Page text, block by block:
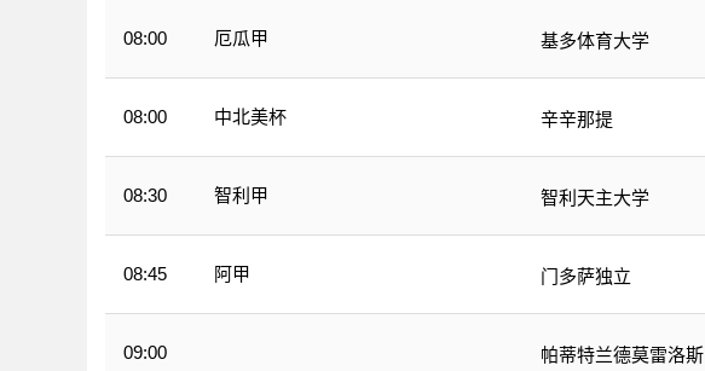
08:00 厄瓜甲 基多体育大学
08:00 中北美杯 辛辛那提
08:30 智利甲 智利天主大学
08:45 阿甲 门多萨独立
09:00
帕蒂特兰德莫雷洛斯